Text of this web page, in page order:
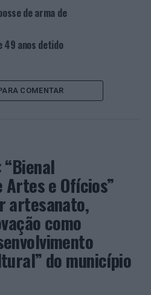
do SLAT de Anadia
recriadas por pequenos
de arma de
49 anos detido
COMENTAR
e Ofícios”
artesanato,
como
do município